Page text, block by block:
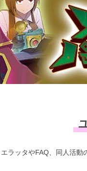
エラッタやFAQ、 同人活動